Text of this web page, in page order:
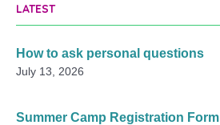
LATEST
How to ask personal questions
July 13, 2026
Summer Camp Registration Form